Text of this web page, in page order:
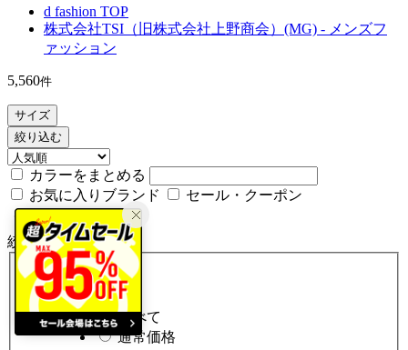
d fashion TOP
株式会社TSI（旧株式会社上野商会）(MG) - メンズフ
ァッション
5,560件
サイズ
絞り込む
カラーをまとめる
お気に入りブランド
セール・クーポン
戻る
絞り込み (全5,560件)
価格タイプ
すべて
通常価格